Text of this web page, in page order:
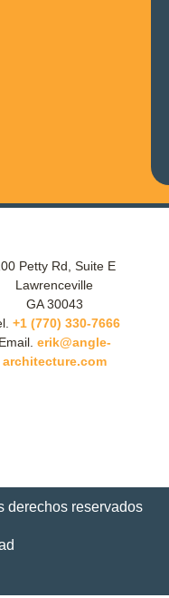
Petty Rd, Suite E
Lawrenceville
GA 30043
+1 (770) 330-7666
Email. erik@angle-
architecture.com
derechos reservados